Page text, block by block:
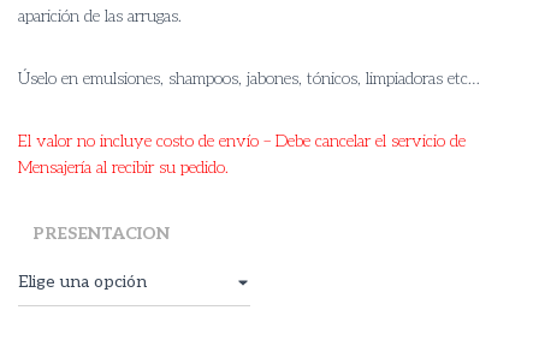
aparición de las arrugas.
Úselo en emulsiones, shampoos, jabones, tónicos, limpiadoras etc…
El valor no incluye costo de envío – Debe cancelar el servicio de
Mensajería al recibir su pedido.
PRESENTACION